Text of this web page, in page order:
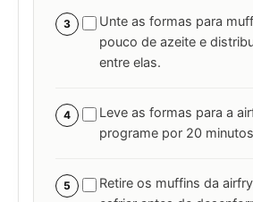
3
Unte as formas para
pouco de azeite e
entre elas.
4
Leve as formas para a
programe por 20
5
Retire os muffins da